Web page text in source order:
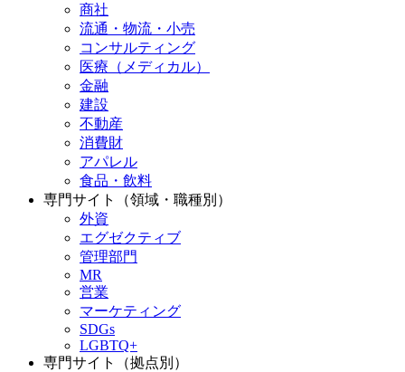
商社
流通・物流・小売
コンサルティング
医療（メディカル）
金融
建設
不動産
消費財
アパレル
食品・飲料
専門サイト（領域・職種別）
外資
エグゼクティブ
管理部門
MR
営業
マーケティング
SDGs
LGBTQ+
専門サイト（拠点別）